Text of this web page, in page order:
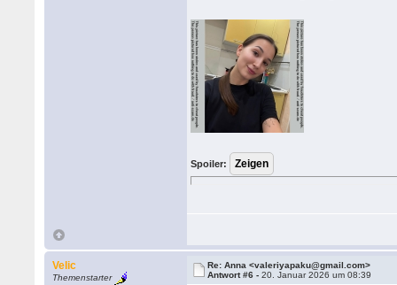
Spoiler:
Velic
Themenstarter
Re: Anna <valeriyapaku@gmail.com>
Antwort #6 -20. Januar 2026 um 08:39